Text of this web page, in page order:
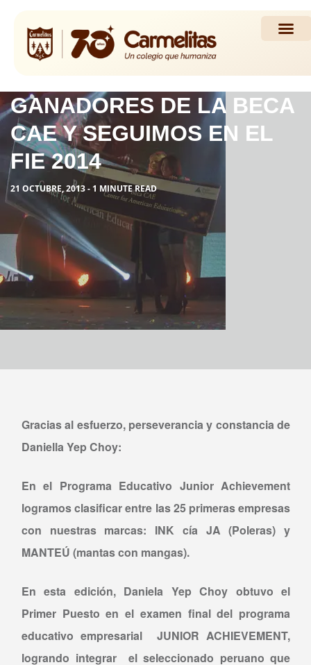
GANADORES DE LA BECA
CAE Y SEGUIMOS EN EL
FIE 2014
21 OCTUBRE, 2013 - 1 MINUTE READ
Gracias al esfuerzo, perseverancia y constancia de
Daniella Yep Choy:
En el Programa Educativo Junior Achievement
logramos clasificar entre las 25 primeras empresas
con nuestras marcas: INK cía JA (Poleras) y
MANTEÚ (mantas con mangas).
En esta edición, Daniela Yep Choy obtuvo el
Primer Puesto en el examen final del programa
educativo empresarial JUNIOR ACHIEVEMENT,
logrando integrar el seleccionado peruano que